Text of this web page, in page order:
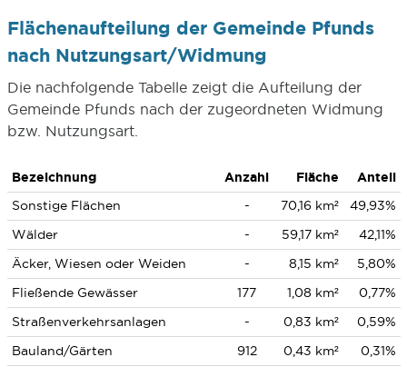
Flächenaufteilung der Gemeinde Pfunds
nach Nutzungsart/Widmung
Die nachfolgende Tabelle zeigt die Aufteilung der
Gemeinde Pfunds nach der zugeordneten Widmung
bzw. Nutzungsart.
Bezeichnung Anzahl Fläche
Anteil
Sonstige Flächen
- 70,16 km²
49,93%
Wälder
- 59,17 km²
42,11%
Äcker, Wiesen oder Weiden
- 8,15 km²
5,80%
Fließende Gewässer
177 1,08 km²
0,77%
Straßenverkehrsanlagen
- 0,83 km²
0,59%
Bauland/Gärten
912 0,43 km² 0,31%